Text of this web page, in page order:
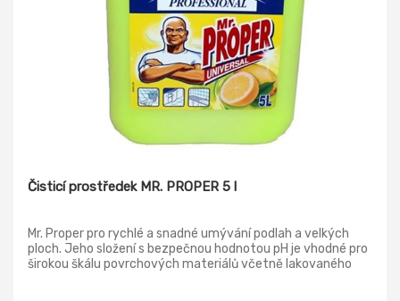
Čisticí prostředek MR. PROPER 5 l
Mr. Proper pro rychlé a snadné umývání podlah a velkých
ploch. Jeho složení s bezpečnou hodnotou pH je vhodné pro
širokou škálu povrchových materiálů včetně lakovaného